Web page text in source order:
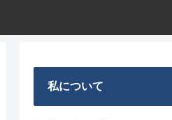
私について